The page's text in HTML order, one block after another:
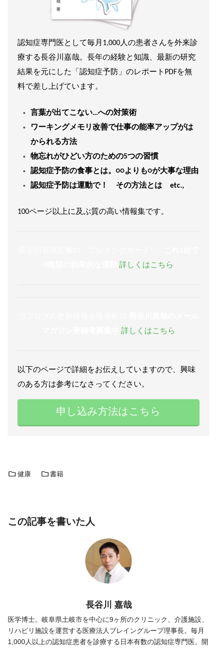
認知症専門医として毎月1,000人の患者さんを外来診
療する長谷川嘉哉。長年の経験と知識、最新の研究
結果を元にした「認知症予防」のレポートPDFを無
料で差し上げています。
言葉が出てこない…への対策術
ワーキングメモリ改善で仕事の能率アップがは
かられる方法
物忘れがひどい方のための5つの習慣
認知症予防の食事とは。○○よりも○が大事な理由
認知症予防は運動で！ その方法とは etc.,
100ページ以上に及ぶ質の高い情報集です。
詳しくはこちら
詳しくはこちら
以下のページで詳細をお伝えしていますので、興味
のある方は参考になさってください。
申し込み方法はこちら
健康 書籍
この記事を書いた人
長谷川 嘉哉
医学博士。岐阜県土岐市を中心に9ヶ所のクリニック、介護施設、
リハビリ施設を運営する医療法人ブレイングループ理事長。毎月
1,000人以上の認知症患者を診療する日本有数の認知症専門医。開